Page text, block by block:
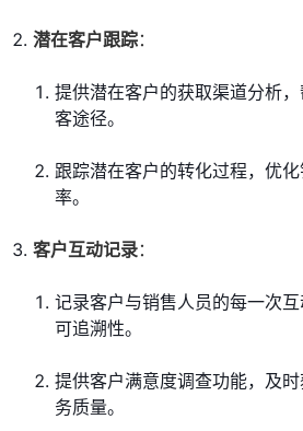
潜在客户跟踪：
提供潜在客户的获取渠道分析
客途径。
跟踪潜在客户的转化过程，优
率。
客户互动记录：
记录客户与销售人员的每一次
可追溯性。
提供客户满意度调查功能，及
务质量。